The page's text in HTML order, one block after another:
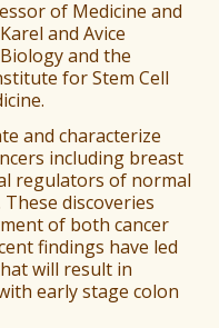
of Medicine and
and Avice
and the
for Stem Cell
and characterize
including breast
regulators of normal
discoveries
of both cancer
findings have led
will result in
early stage colon